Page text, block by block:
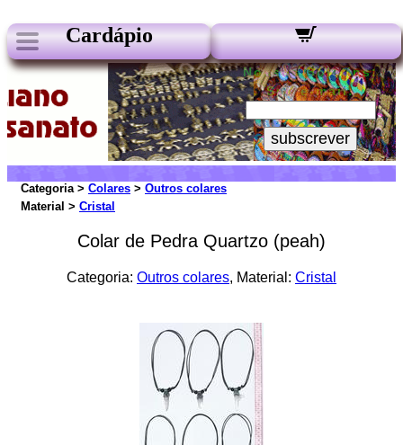
Cardápio
Nossos Boletins:
Seu e-mail:
subscrever
Categoria > Colares > Outros colares
Material > Cristal
Colar de Pedra Quartzo (peah)
Categoria: Outros colares, Material: Cristal